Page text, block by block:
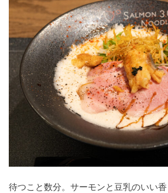
待つこと数分。サーモンと豆乳のいい